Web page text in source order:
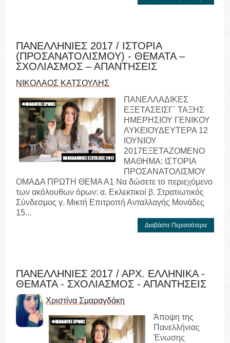
ΠΑΝΕΛΛΗΝΙΕΣ 2017 / ΙΣΤΟΡΙΑ
(ΠΡΟΣΑΝΑΤΟΛΙΣΜΟΥ) - ΘΕΜΑΤΑ –
ΣΧΟΛΙΑΣΜΟΣ – ΑΠΑΝΤΗΣΕΙΣ
ΝΙΚΟΛΑΟΣ ΚΑΤΣΟΥΛΗΣ
ΠΑΝΕΛΛΑΔΙΚΕΣ
ΕΞΕΤΑΣΕΙΣΓ΄ ΤΑΞΗΣ
ΗΜΕΡΗΣΙΟΥ ΓΕΝΙΚΟΥ
ΛΥΚΕΙΟΥΔΕΥΤΕΡΑ 12
ΙΟΥΝΙΟΥ
2017ΕΞΕΤΑΖΟΜΕΝΟ
ΜΑΘΗΜΑ: ΙΣΤΟΡΙΑ
ΠΡΟΣΑΝΑΤΟΛΙΣΜΟΥ
ΟΜΑΔΑ ΠΡΩΤΗ ΘΕΜΑ Α1 Να δώσετε το περιεχόμενο
των ακόλουθων όρων: α. Εκλεκτικοί β. Στρατιωτικός
Σύνδεσμος γ. Μικτή Επιτροπή Ανταλλαγής Μονάδες
15...
Διαβάστε Περισσότερα
ΠΑΝΕΛΛΗΝΙΕΣ 2017 / ΑΡΧ. ΕΛΛΗΝΙΚΑ -
ΘΕΜΑΤΑ - ΣΧΟΛΙΑΣΜΟΣ - ΑΠΑΝΤΗΣΕΙΣ
Χριστίνα Σμαραγδάκη
Άποψη της
Πανελλήνιας
Ένωσης